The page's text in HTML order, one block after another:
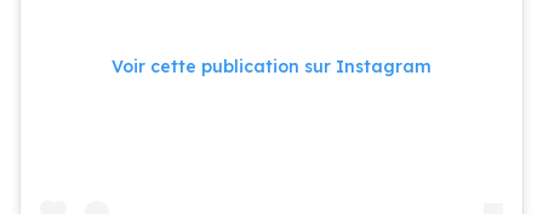
Voir cette publication sur Instagram